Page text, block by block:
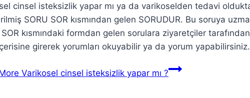
cinsel isteksizlik yapar mı ya da varikoselden tedavi
SORU SOR kısmından gelen SORUDUR. Bu soruya
SOR kısmındaki formdan gelen sorulara ziyaretçiler
girerek yorumları okuyabilir ya da yorum yapabilirsiniz.
Varikosel cinsel isteksizlik yapar mı ?